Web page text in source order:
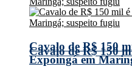
Cavalo de R$ 150
Cavalo de R$ 150
Expoingá em